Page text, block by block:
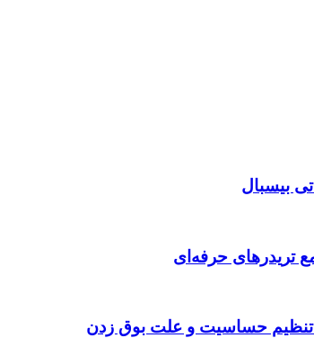
بیسبال
تنظیم حساسیت و علت بوق زدن